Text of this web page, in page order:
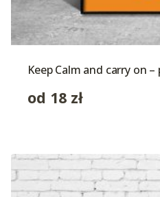
Keep Calm and carry on
od 18 zł